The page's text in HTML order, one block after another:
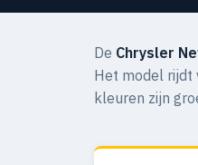
De Chrysler
Het model rijdt
kleuren zijn